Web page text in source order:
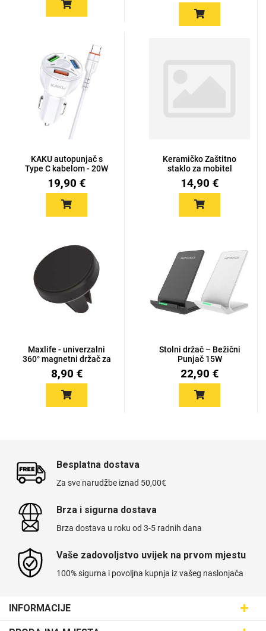
KAKU autopunjač s
Type C kabelom - 20W
4,8A QC...
19,90 €
Keramičko Zaštitno
staklo za mobitel
14,90 €
Maxlife - univerzalni
360° magnetni držač za
v...
8,90 €
Stolni držač – Bežični
Punjač 15W
22,90 €
Besplatna dostava
Za sve narudžbe iznad 50,00€
Brza i sigurna dostava
Brza dostava u roku od 3-5 radnih dana
Vaše zadovoljstvo uvijek na prvom mjestu
100% sigurna i povoljna kupnja iz vašeg naslonjača
INFORMACIJE